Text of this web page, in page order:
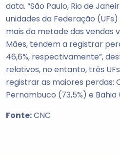
data. “São Paulo, Rio de
unidades da Federação
mais da metade das vendas
Mães, tendem a registrar
46,6%, respectivamente”,
relativos, no entanto, três
registrar as maiores perdas:
Pernambuco (73,5%) e Bahia
Fonte:CNC